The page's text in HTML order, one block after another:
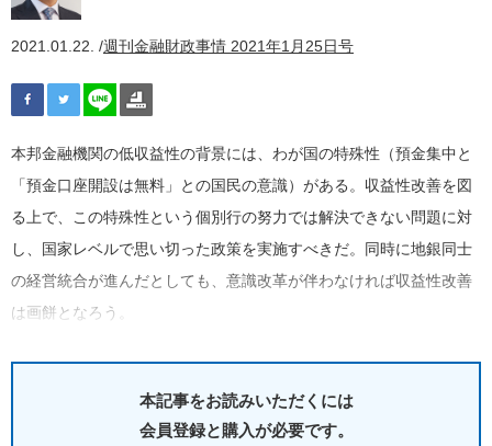
2021.01.22. /週刊金融財政事情 2021年1月25日号
本邦金融機関の低収益性の背景には、わが国の特殊性（預金集中と
「預金口座開設は無料」との国民の意識）がある。収益性改善を図
る上で、この特殊性という個別行の努力では解決できない問題に対
し、国家レベルで思い切った政策を実施すべきだ。同時に地銀同士
の経営統合が進んだとしても、意識改革が伴わなければ収益性改善
は画餅となろう。
本記事をお読みいただくには
会員登録と購入が必要です。